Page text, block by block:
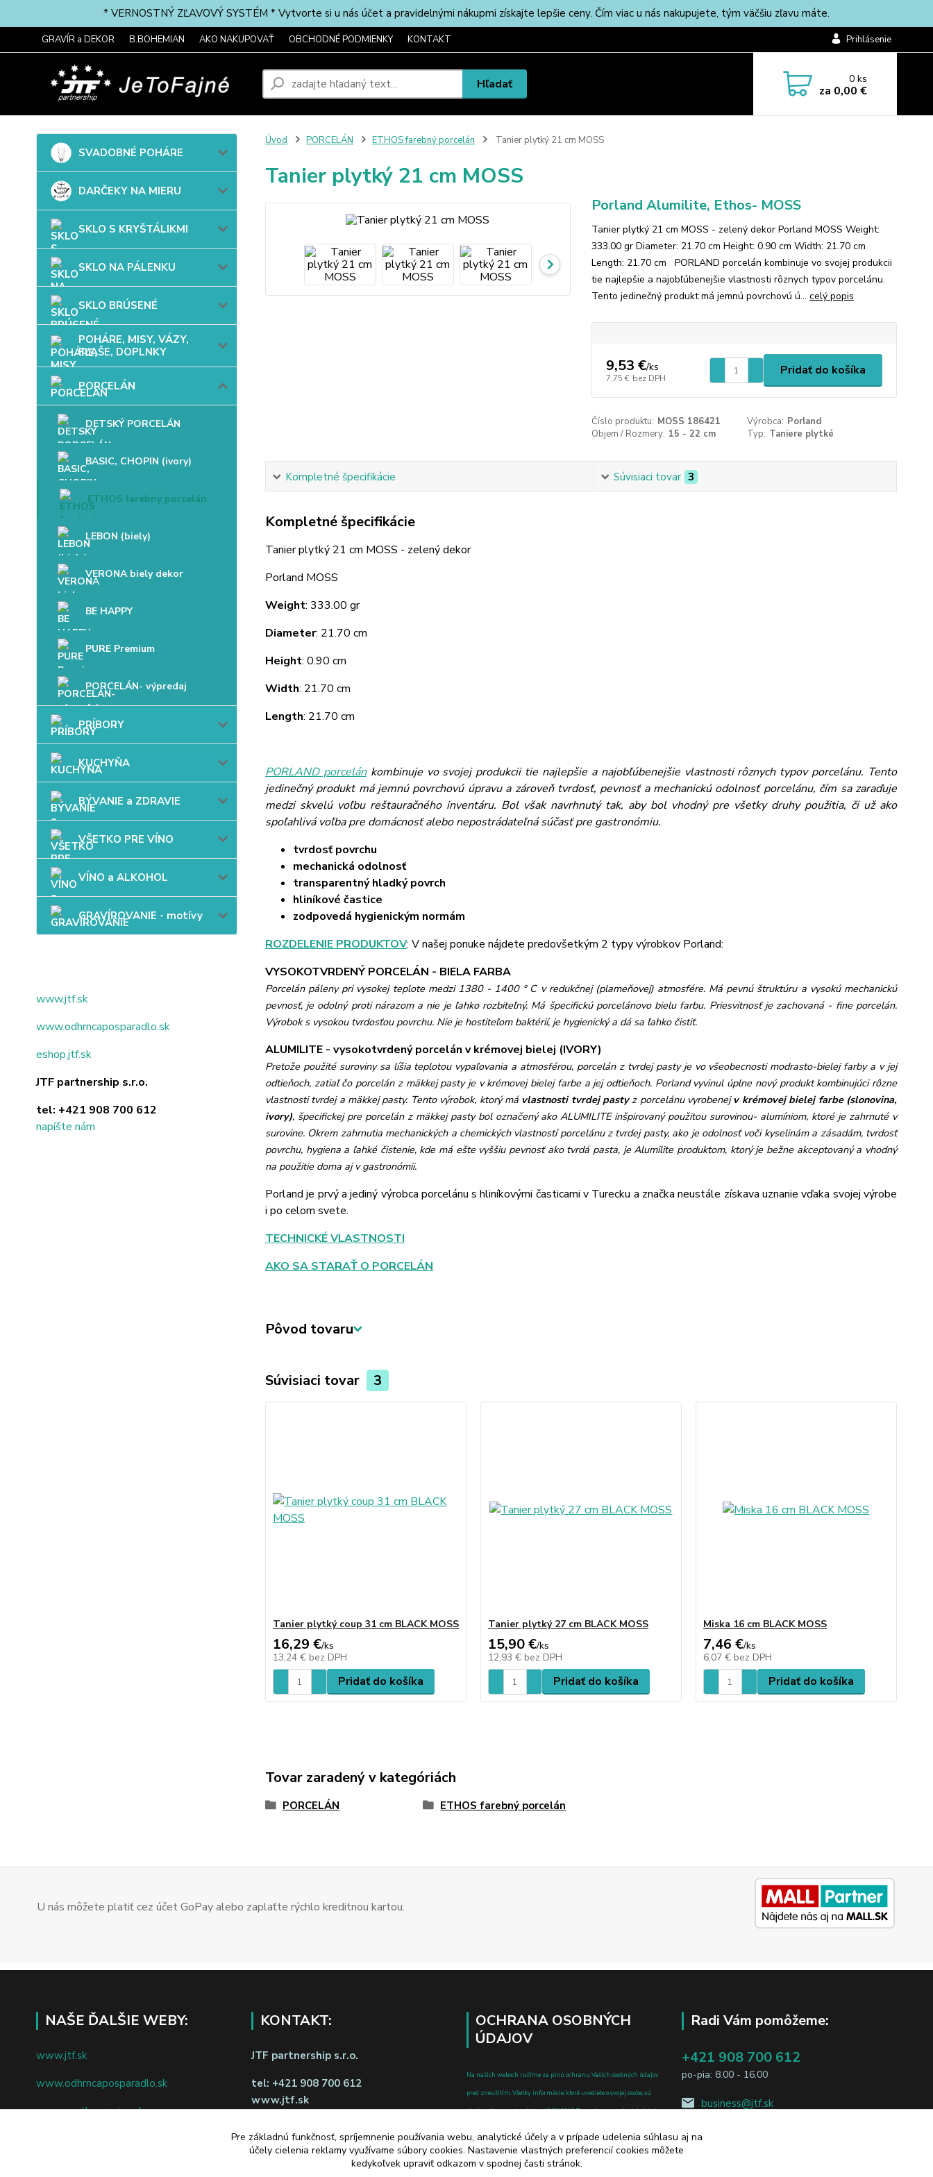
* VERNOSTNÝ ZĽAVOVÝ SYSTÉM * Vytvorte si u nás účet a pravidelnými nákupmi získajte lepšie ceny. Čím viac u nás nakupujete, tým väčšiu zľavu máte.
GRAVÍR a DEKOR B.BOHEMIAN AKO NAKUPOVAŤ OBCHODNÉ PODMIENKY KONTAKT Prihlásenie
Hľadať 0ks
za 0,00 €
SVADOBNÉ POHÁRE
DARČEKY NA MIERU
SKLO S KRYŠTÁLIKMI
SKLO NA PÁLENKU
SKLO BRÚSENÉ
POHÁRE, MISY, VÁZY,
FĽAŠE, DOPLNKY
PORCELÁN
DETSKÝ PORCELÁN
BASIC, CHOPIN (ivory)
ETHOS farebný porcelán
LEBON (biely)
VERONA biely dekor
BE HAPPY
PURE Premium
PORCELÁN- výpredaj
PRÍBORY
KUCHYŇA
BÝVANIE a ZDRAVIE
VŠETKO PRE VÍNO
VÍNO a ALKOHOL
GRAVÍROVANIE - motívy
www.jtf.sk
www.odhrncaposparadlo.sk
eshop.jtf.sk
JTF partnership s.r.o.
tel: +421 908 700 612
napíšte nám
Úvod PORCELÁN ETHOS farebný porcelán Tanier plytký 21 cm MOSS
Tanier plytký 21 cm MOSS
Porland Alumilite, Ethos- MOSS
Tanier plytký 21 cm MOSS - zelený dekor Porland MOSS Weight:
333.00 gr Diameter: 21.70 cm Height: 0.90 cm Width: 21.70 cm
Length: 21.70 cm PORLAND porcelán kombinuje vo svojej produkcii
tie najlepšie a najobľúbenejšie vlastnosti rôznych typov porcelánu.
Tento jedinečný produkt má jemnú povrchovú ú... celý popis
9,53 €/ks
7,75 € bez DPH
Pridať do košíka
Číslo produktu: MOSS 186421 Výrobca: Porland
Objem / Rozmery: 15 - 22 cm Typ: Taniere plytké
Kompletné špecifikácie Súvisiaci tovar 3
Kompletné špecifikácie
Tanier plytký 21 cm MOSS - zelený dekor
Porland MOSS
Weight: 333.00 gr
Diameter: 21.70 cm
Height: 0.90 cm
Width: 21.70 cm
Length: 21.70 cm
PORLAND porcelánkombinuje vo svojej produkcii tie najlepšie a najobľúbenejšie vlastnosti rôznych typov porcelánu. Tento
jedinečný produkt má jemnú povrchovú úpravu a zároveň tvrdosť, pevnosť a mechanickú odolnosť porcelánu, čím sa zaraďuje
medzi skvelú voľbu reštauračného inventáru. Bol však navrhnutý tak, aby bol vhodný pre všetky druhy použitia, či už ako
spoľahlivá voľba pre domácnosť alebo nepostrádateľná súčasť pre gastronómiu.
tvrdosť povrchu
mechanická odolnosť
transparentný hladký povrch
hliníkové častice
zodpovedá hygienickým normám
ROZDELENIE PRODUKTOV: V našej ponuke nájdete predovšetkým 2 typy výrobkov Porland:
VYSOKOTVRDENÝ PORCELÁN - BIELA FARBA
Porcelán páleny pri vysokej teplote medzi 1380 - 1400 ° C v redukčnej (plameňovej) atmosfére. Má pevnú štruktúru a vysokú mechanickú
pevnosť, je odolný proti nárazom a nie je ľahko rozbiteľný. Má špecifickú porcelánovo bielu farbu. Priesvitnosť je zachovaná - fine porcelán.
Výrobok s vysokou tvrdosťou povrchu. Nie je hostiteľom baktérií, je hygienický a dá sa ľahko čistiť.
ALUMILITE - vysokotvrdený porcelán v krémovej bielej (IVORY)
Pretože použité suroviny sa líšia teplotou vypaľovania a atmosférou, porcelán z tvrdej pasty je vo všeobecnosti modrasto-bielej farby a v jej
odtieňoch, zatiaľ čo porcelán z mäkkej pasty je v krémovej bielej farbe a jej odtieňoch. Porland vyvinul úplne nový produkt kombinujúci rôzne
vlastnosti tvrdej a mäkkej pasty. Tento výrobok, ktorý má vlastnosti tvrdej pastyz porcelánu vyrobenejv krémovej bielej farbe (slonovina,
ivory), špecifickej pre porcelán z mäkkej pasty bol označený ako ALUMILITE inšpirovaný použitou surovinou- alumíniom, ktoré je zahrnuté v
surovine. Okrem zahrnutia mechanických a chemických vlastností porcelánu z tvrdej pasty, ako je odolnosť voči kyselinám a zásadám, tvrdosť
povrchu, hygiena a ľahké čistenie, kde má ešte vyššiu pevnosť ako tvrdá pasta, je Alumilite produktom, ktorý je bežne akceptovaný a vhodný
na použitie doma aj v gastronómii.
Porland je prvý a jediný výrobca porcelánu s hliníkovými časticami v Turecku a značka neustále získava uznanie vďaka svojej výrobe
i po celom svete.
TECHNICKÉ VLASTNOSTI
AKO SA STARAŤ O PORCELÁN
Pôvod tovaru
Súvisiaci tovar 3
Tanier plytký coup 31 cm BLACK MOSS
16,29 €/ks
13,24 € bez DPH
Pridať do košíka
Tanier plytký 27 cm BLACK MOSS
15,90 €/ks
12,93 € bez DPH
Pridať do košíka
Miska 16 cm BLACK MOSS
7,46 €/ks
6,07 € bez DPH
Pridať do košíka
Tovar zaradený v kategóriách
PORCELÁN ETHOS farebný porcelán
U nás môžete platiť cez účet GoPay alebo zaplaťte rýchlo kreditnou kartou.
NAŠE ĎALŠIE WEBY:
www.jtf.sk
www.odhrncaposparadlo.sk
www.vsetkoprevino.sk
KONTAKT:
JTF partnership s.r.o.
tel: +421 908 700 612
www.jtf.sk
Odstúpiť od zmluvy tu
OCHRANA OSOBNÝCH
ÚDAJOV
Na našich weboch ručíme za plnú ochranu Vašich osobných údajov
pred zneužitím. Všetky informácie, ktoré uvediete o svojej osobe, sú
chránené v zmysle zákona č.122/2013 Z.z. o ochrane osobných údajov
Radi Vám pomôžeme:
+421 908 700 612
po-pia: 8.00 - 16.00
business@jtf.sk
Pre základnú funkčnosť, spríjemnenie používania webu, analytické účely a v prípade udelenia súhlasu aj na
účely cielenia reklamy využívame súbory cookies. Nastavenie vlastných preferencií cookies môžete
kedykoľvek upraviť odkazom v spodnej časti stránok.